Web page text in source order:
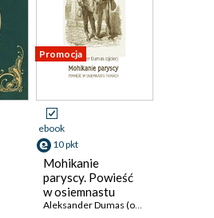
Promocja
ebook
10 pkt
Mohikanie
paryscy. Powieść
w osiemnastu
tomach
Aleksander Dumas (ojciec)